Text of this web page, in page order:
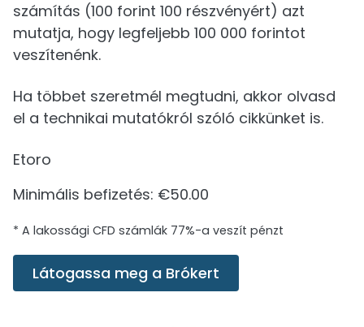
számítás (100 forint 100 részvényért) azt
mutatja, hogy legfeljebb 100 000 forintot
veszítenénk.
Ha többet szeretmél megtudni, akkor olvasd
el a technikai mutatókról szóló cikkünket is.
Etoro
Minimális befizetés: €50.00
* A lakossági CFD számlák 77%-a veszít pénzt
Látogassa meg a Brókert